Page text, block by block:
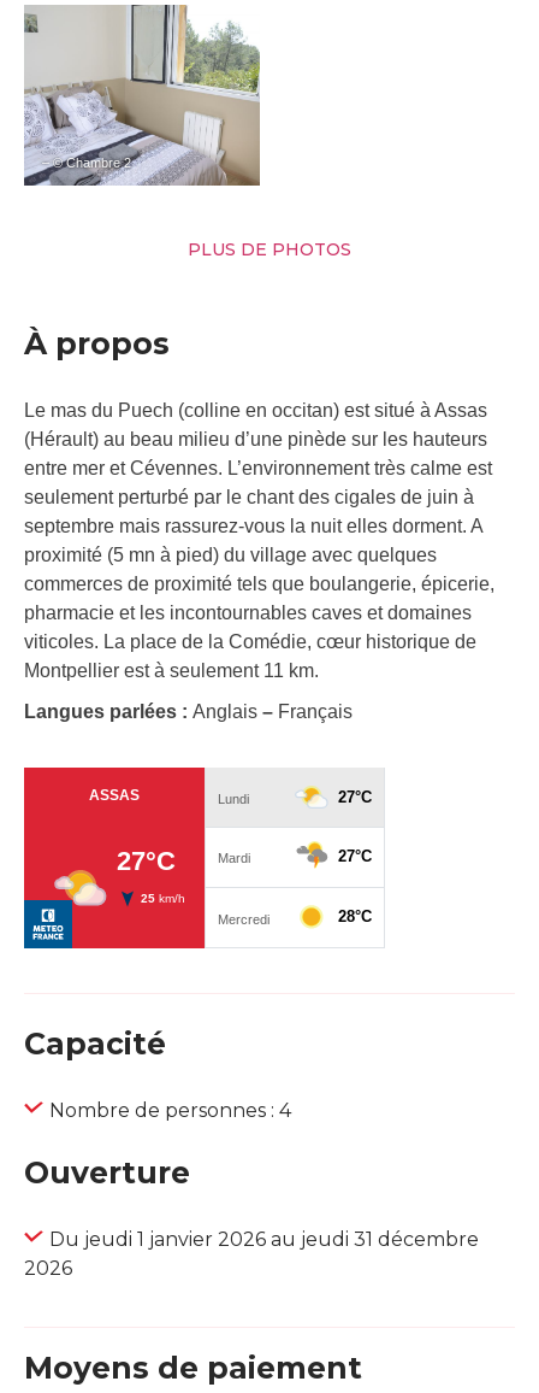
– © Chambre 2
PLUS DE PHOTOS
À propos
Le mas du Puech (colline en occitan) est situé à Assas
(Hérault) au beau milieu d’une pinède sur les hauteurs
entre mer et Cévennes. L’environnement très calme est
seulement perturbé par le chant des cigales de juin à
septembre mais rassurez-vous la nuit elles dorment. A
proximité (5 mn à pied) du village avec quelques
commerces de proximité tels que boulangerie, épicerie,
pharmacie et les incontournables caves et domaines
viticoles. La place de la Comédie, cœur historique de
Montpellier est à seulement 11 km.
Langues parlées : Anglais – Français
Capacité
Nombre de personnes : 4
Ouverture
Du jeudi 1 janvier 2026 au jeudi 31 décembre
2026
Moyens de paiement